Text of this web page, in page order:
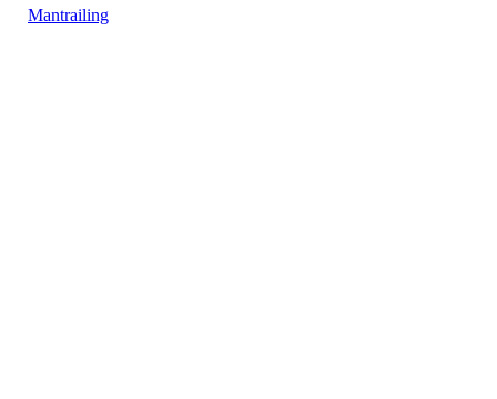
Mantrailing